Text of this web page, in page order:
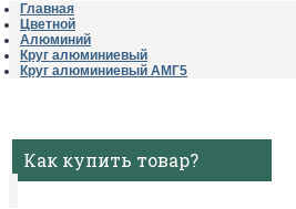
Главная
Цветной
Алюминий
Круг алюминиевый
Круг алюминиевый АМГ5
Как купить товар?